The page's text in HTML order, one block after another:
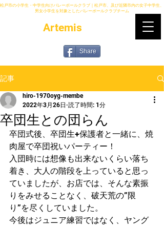
Artemis
Share
松戸市の小学生・中学生向けバレーボールクラブ｜松戸市、及び近隣市内の女子中学生、
男女小学生を対象としたバレーボールクラブチーム
記事
卒団生との団らん
hiro-1970oyg-membe
2022年3月26日 読了時間: 1分
卒団式後、卒団生+保護者と一緒に、焼
肉屋で卒団祝いパーティー！
入団時には想像も出来ないくらい落ち
着き、大人の階段を上っていると思っ
ていましたが、お店では、そんな素振
りをみせることなく、破天荒の”限
り”を尽くしていました。
今後はジュニア練習ではなく、ヤング